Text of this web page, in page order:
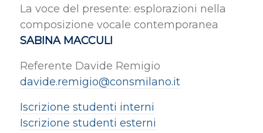
La voce del presente: esplorazioni nella
composizione vocale contemporanea
SABINA MACCULI
Referente Davide Remigio
davide.remigio@consmilano.it
Iscrizione studenti interni
Iscrizione studenti esterni